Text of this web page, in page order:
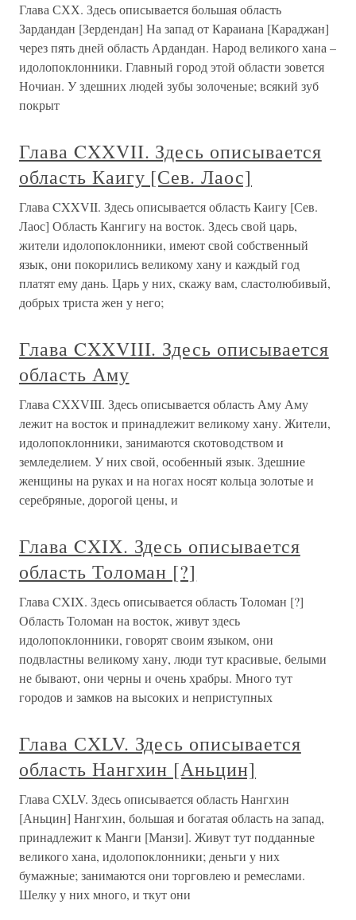
Глава СХХ. Здесь описывается большая область
Зардандан [Зердендан] На запад от Караиана [Караджан]
через пять дней область Ардандан. Народ великого хана –
идолопоклонники. Главный город этой области зовется
Ночиан. У здешних людей зубы золоченые; всякий зуб
покрыт
Глава CXXVII. Здесь описывается
область Каигу [Сев. Лаос]
Глава CXXVII. Здесь описывается область Каигу [Сев.
Лаос] Область Кангигу на восток. Здесь свой царь,
жители идолопоклонники, имеют свой собственный
язык, они покорились великому хану и каждый год
платят ему дань. Царь у них, скажу вам, сластолюбивый,
добрых триста жен у него;
Глава CXXVIII. Здесь описывается
область Аму
Глава CXXVIII. Здесь описывается область Аму Аму
лежит на восток и принадлежит великому хану. Жители,
идолопоклонники, занимаются скотоводством и
земледелием. У них свой, особенный язык. Здешние
женщины на руках и на ногах носят кольца золотые и
серебряные, дорогой цены, и
Глава CXIX. Здесь описывается
область Толоман [?]
Глава CXIX. Здесь описывается область Толоман [?]
Область Толоман на восток, живут здесь
идолопоклонники, говорят своим языком, они
подвластны великому хану, люди тут красивые, белыми
не бывают, они черны и очень храбры. Много тут
городов и замков на высоких и неприступных
Глава СXLV. Здесь описывается
область Нангхин [Аньцин]
Глава СXLV. Здесь описывается область Нангхин
[Аньцин] Нангхин, большая и богатая область на запад,
принадлежит к Манги [Манзи]. Живут тут подданные
великого хана, идолопоклонники; деньги у них
бумажные; занимаются они торговлею и ремеслами.
Шелку у них много, и ткут они